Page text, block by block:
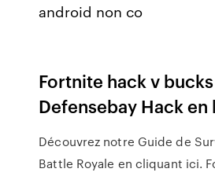
android non co
Fortnite hack v
Defensebay Hack en
Découvrez notre Guide de
Battle Royale en cliquant ici.